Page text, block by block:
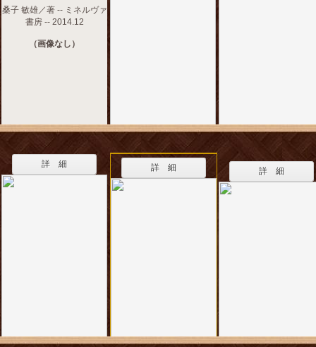
桑子 敏雄／著 -- ミネルヴァ
書房 -- 2014.12
（画像なし）
詳 細 詳 細 詳 細